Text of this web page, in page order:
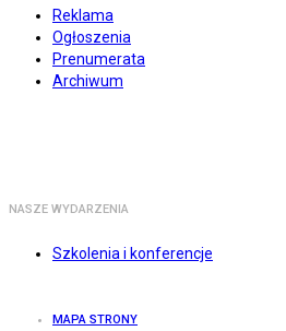
Reklama
Ogłoszenia
Prenumerata
Archiwum
NASZE WYDARZENIA
Szkolenia i konferencje
MAPA STRONY